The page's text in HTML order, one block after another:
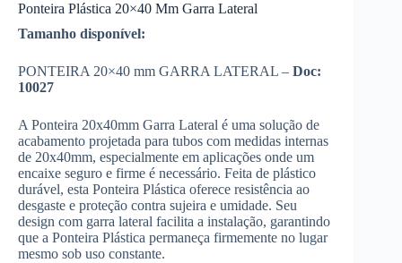
Ponteira Plástica 20×40 Mm Garra Lateral
Tamanho disponível:
PONTEIRA 20×40 mm GARRA LATERAL – Doc:
10027
A Ponteira 20x40mm Garra Lateral é uma solução de
acabamento projetada para tubos com medidas internas
de 20x40mm, especialmente em aplicações onde um
encaixe seguro e firme é necessário. Feita de plástico
durável, esta Ponteira Plástica oferece resistência ao
desgaste e proteção contra sujeira e umidade. Seu
design com garra lateral facilita a instalação, garantindo
que a Ponteira Plástica permaneça firmemente no lugar
mesmo sob uso constante.